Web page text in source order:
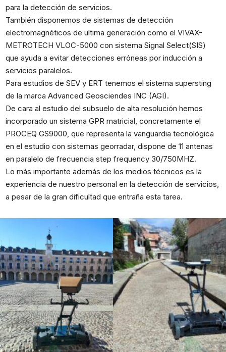
para la detección de servicios.
También disponemos de sistemas de detección
electromagnéticos de ultima generación como el VIVAX-
METROTECH VLOC-5000 con sistema Signal Select(SIS)
que ayuda a evitar detecciones erróneas por inducción a
servicios paralelos.
Para estudios de SEV y ERT tenemos el sistema supersting
de la marca Advanced Geosciendes INC (AGI).
De cara al estudio del subsuelo de alta resolución hemos
incorporado un sistema GPR matricial, concretamente el
PROCEQ GS9000, que representa la vanguardia tecnológica
en el estudio con sistemas georradar, dispone de 11 antenas
en paralelo de frecuencia step frequency 30/750MHZ.
Lo más importante además de los medios técnicos es la
experiencia de nuestro personal en la detección de servicios,
a pesar de la gran dificultad que entraña esta tarea.